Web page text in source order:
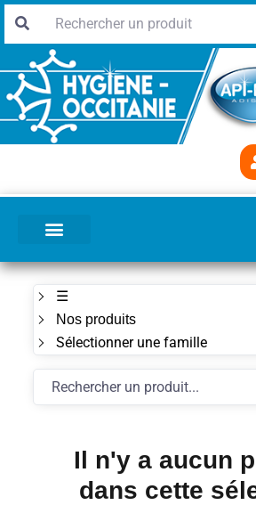
☰
Nos produits
Sélectionner une famille
Il n'y a aucun
dans cette